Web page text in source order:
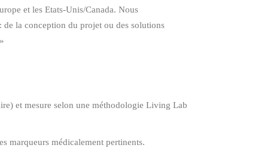
et les Etats-Unis/Canada. Nous
de la conception du projet ou des solutions
et mesure selon une méthodologie Living Lab
marqueurs médicalement pertinents.